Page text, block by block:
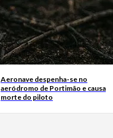
Aeronave despenha-se no
aeródromo de Portimão e causa
morte do piloto